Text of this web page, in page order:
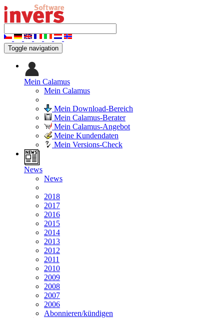
Toggle navigation
Mein Calamus
Mein Calamus
Mein Download-Bereich
Mein Calamus-Berater
Mein Calamus-Angebot
Meine Kundendaten
Mein Versions-Check
News
News
2018
2017
2016
2015
2014
2013
2012
2011
2010
2009
2008
2007
2006
Abonnieren/kündigen